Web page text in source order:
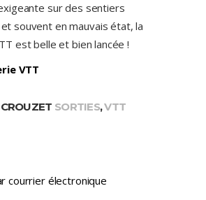
sur des sentiers
souvent en mauvais état, la
est belle et bien lancée !
VTT
SORTIES,VTT
courrier électronique